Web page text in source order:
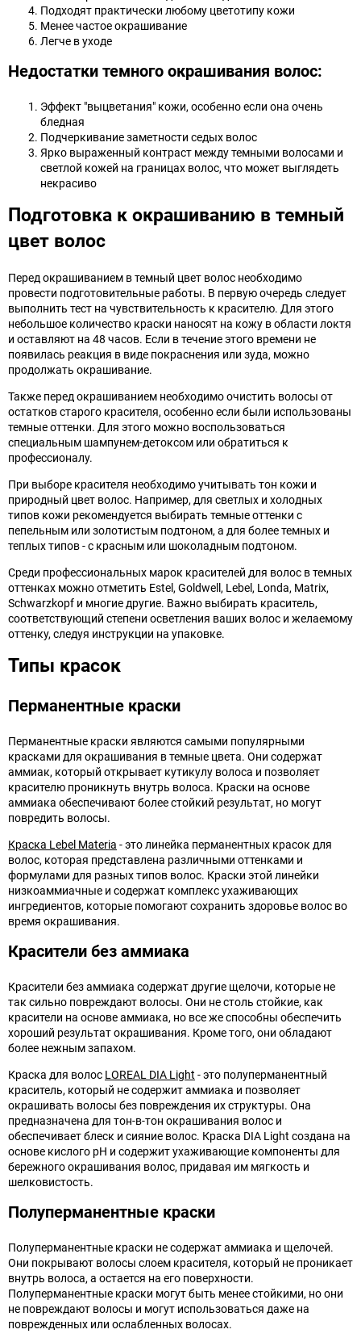
Подходят практически любому цветотипу кожи
Менее частое окрашивание
Легче в уходе
Недостатки темного окрашивания волос:
Эффект "выцветания" кожи, особенно если она очень
бледная
Подчеркивание заметности седых волос
Ярко выраженный контраст между темными волосами и
светлой кожей на границах волос, что может выглядеть
некрасиво
Подготовка к окрашиванию в темный
цвет волос
Перед окрашиванием в темный цвет волос необходимо
провести подготовительные работы. В первую очередь следует
выполнить тест на чувствительность к красителю. Для этого
небольшое количество краски наносят на кожу в области локтя
и оставляют на 48 часов. Если в течение этого времени не
появилась реакция в виде покраснения или зуда, можно
продолжать окрашивание.
Также перед окрашиванием необходимо очистить волосы от
остатков старого красителя, особенно если были использованы
темные оттенки. Для этого можно воспользоваться
специальным шампунем-детоксом или обратиться к
профессионалу.
При выборе красителя необходимо учитывать тон кожи и
природный цвет волос. Например, для светлых и холодных
типов кожи рекомендуется выбирать темные оттенки с
пепельным или золотистым подтоном, а для более темных и
теплых типов - с красным или шоколадным подтоном.
Среди профессиональных марок красителей для волос в темных
оттенках можно отметить Estel, Goldwell, Lebel, Londa, Matrix,
Schwarzkopf и многие другие. Важно выбирать краситель,
соответствующий степени осветления ваших волос и желаемому
оттенку, следуя инструкции на упаковке.
Типы красок
Перманентные краски
Перманентные краски являются самыми популярными
красками для окрашивания в темные цвета. Они содержат
аммиак, который открывает кутикулу волоса и позволяет
красителю проникнуть внутрь волоса. Краски на основе
аммиака обеспечивают более стойкий результат, но могут
повредить волосы.
Краска Lebel Materia - это линейка перманентных красок для
волос, которая представлена различными оттенками и
формулами для разных типов волос. Краски этой линейки
низкоаммиачные и содержат комплекс ухаживающих
ингредиентов, которые помогают сохранить здоровье волос во
время окрашивания.
Красители без аммиака
Красители без аммиака содержат другие щелочи, которые не
так сильно повреждают волосы. Они не столь стойкие, как
красители на основе аммиака, но все же способны обеспечить
хороший результат окрашивания. Кроме того, они обладают
более нежным запахом.
Краска для волос LOREAL DIA Light - это полуперманентный
краситель, который не содержит аммиака и позволяет
окрашивать волосы без повреждения их структуры. Она
предназначена для тон-в-тон окрашивания волос и
обеспечивает блеск и сияние волос. Краска DIA Light создана на
основе кислого pH и содержит ухаживающие компоненты для
бережного окрашивания волос, придавая им мягкость и
шелковистость.
Полуперманентные краски
Полуперманентные краски не содержат аммиака и щелочей.
Они покрывают волосы слоем красителя, который не проникает
внутрь волоса, а остается на его поверхности.
Полуперманентные краски могут быть менее стойкими, но они
не повреждают волосы и могут использоваться даже на
поврежденных или ослабленных волосах.